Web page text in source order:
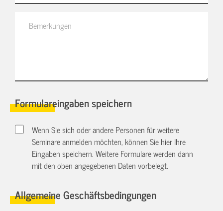
Formulareingaben speichern
Wenn Sie sich oder andere Personen für weitere
Seminare anmelden möchten, können Sie hier Ihre
Eingaben speichern. Weitere Formulare werden dann
mit den oben angegebenen Daten vorbelegt.
Allgemeine Geschäftsbedingungen